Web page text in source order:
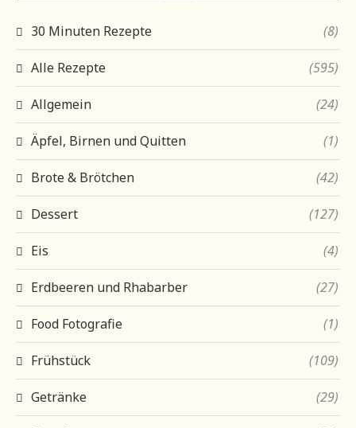
30 Minuten Rezepte (8)
Alle Rezepte (595)
Allgemein (24)
Äpfel, Birnen und Quitten (1)
Brote & Brötchen (42)
Dessert (127)
Eis (4)
Erdbeeren und Rhabarber (27)
Food Fotografie (1)
Frühstück (109)
Getränke (29)